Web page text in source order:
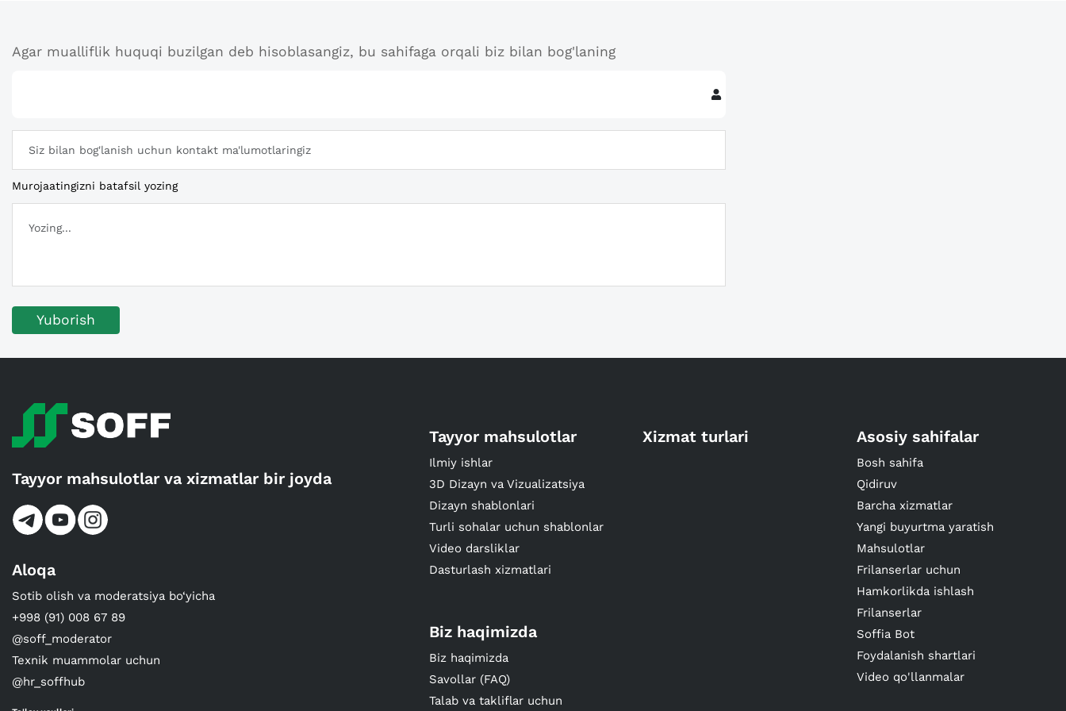
Agar mualliflik huquqi buzilgan deb hisoblasangiz, bu sahifaga orqali biz bilan bog'laning
Murojaatingizni batafsil yozing
Yuborish
Tayyor mahsulotlar va xizmatlar bir joyda
Aloqa
Sotib olish va moderatsiya bo‘yicha
+998 (91) 008 67 89
@soff_moderator
Texnik muammolar uchun
@hr_soffhub
Tayyor mahsulotlar
Ilmiy ishlar
3D Dizayn va Vizualizatsiya
Dizayn shablonlari
Turli sohalar uchun shablonlar
Video darsliklar
Dasturlash xizmatlari
Xizmat turlari Asosiy sahifalar
Bosh sahifa
Qidiruv
Barcha xizmatlar
Yangi buyurtma yaratish
Mahsulotlar
Frilanserlar uchun
Hamkorlikda ishlash
Frilanserlar
Soffia Bot
Foydalanish shartlari
Video qo'llanmalar
Biz haqimizda
Biz haqimizda
Savollar (FAQ)
Talab va takliflar uchun